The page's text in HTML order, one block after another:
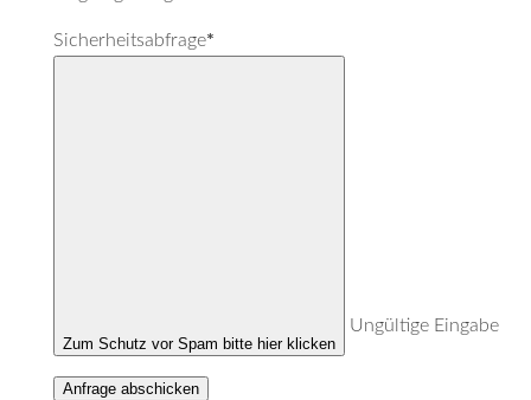
Sicherheitsabfrage*
Zum Schutz vor Spam bitte hier klicken
Ungültige Eingabe
Anfrage abschicken